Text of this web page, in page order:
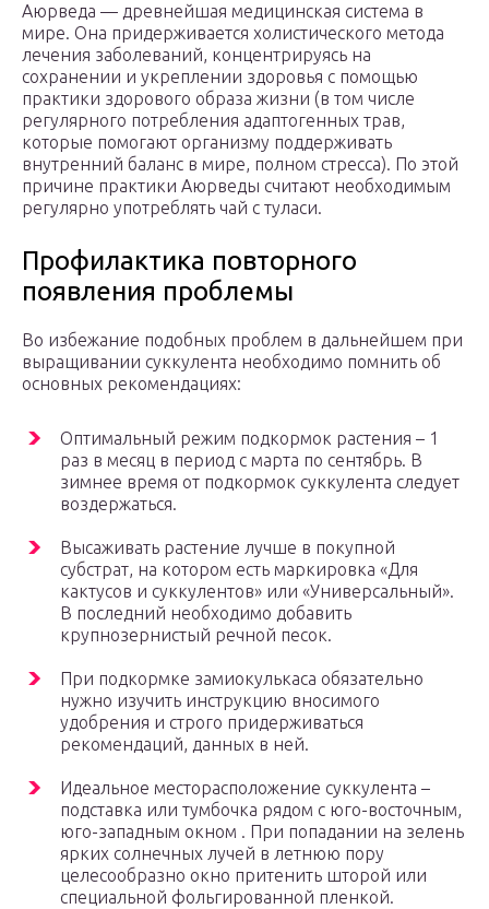
Аюрведа — древнейшая медицинская система в
мире. Она придерживается холистического метода
лечения заболеваний, концентрируясь на
сохранении и укреплении здоровья с помощью
практики здорового образа жизни (в том числе
регулярного потребления адаптогенных трав,
которые помогают организму поддерживать
внутренний баланс в мире, полном стресса). По этой
причине практики Аюрведы считают необходимым
регулярно употреблять чай с туласи.
Профилактика повторного
появления проблемы
Во избежание подобных проблем в дальнейшем при
выращивании суккулента необходимо помнить об
основных рекомендациях:
Оптимальный режим подкормок растения – 1
раз в месяц в период с марта по сентябрь. В
зимнее время от подкормок суккулента следует
воздержаться.
Высаживать растение лучше в покупной
субстрат, на котором есть маркировка «Для
кактусов и суккулентов» или «Универсальный».
В последний необходимо добавить
крупнозернистый речной песок.
При подкормке замиокулькаса обязательно
нужно изучить инструкцию вносимого
удобрения и строго придерживаться
рекомендаций, данных в ней.
Идеальное месторасположение суккулента –
подставка или тумбочка рядом с юго-восточным,
юго-западным окном . При попадании на зелень
ярких солнечных лучей в летнюю пору
целесообразно окно притенить шторой или
специальной фольгированной пленкой.